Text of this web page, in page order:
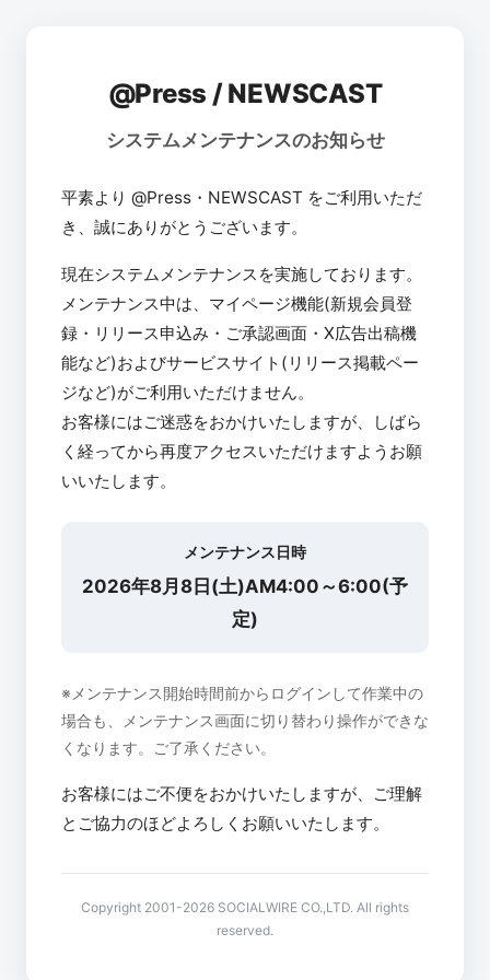
@Press / NEWSCAST
システムメンテナンスのお知らせ
平素より @Press・NEWSCAST をご利用いただ
き、誠にありがとうございます。
現在システムメンテナンスを実施しております。
メンテナンス中は、マイページ機能(新規会員登
録・リリース申込み・ご承認画面・X広告出稿機
能など)およびサービスサイト(リリース掲載ペー
ジなど)がご利用いただけません。
お客様にはご迷惑をおかけいたしますが、しばら
く経ってから再度アクセスいただけますようお願
いいたします。
メンテナンス日時
2026年8月8日(土)AM4:00～6:00(予
定)
※メンテナンス開始時間前からログインして作業中の
場合も、メンテナンス画面に切り替わり操作ができな
くなります。ご了承ください。
お客様にはご不便をおかけいたしますが、ご理解
とご協力のほどよろしくお願いいたします。
Copyright 2001-2026 SOCIALWIRE CO.,LTD. All rights
reserved.